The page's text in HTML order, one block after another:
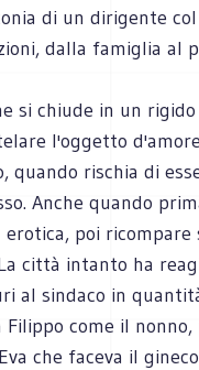
di un dirigente
dalla famiglia al
si chiude in un
l'oggetto
quando rischia di
Anche quando
erotica, poi ricompare
città intanto ha
al sindaco in
Filippo come il nonno,
che faceva il